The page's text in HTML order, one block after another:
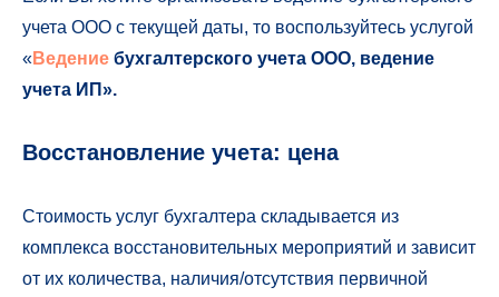
учета ООО с текущей даты, то воспользуйтесь услугой
«Ведение бухгалтерского учета ООО, ведение
учета ИП».
Восстановление учета: цена
Стоимость услуг бухгалтера складывается из
комплекса восстановительных мероприятий и зависит
от их количества, наличия/отсутствия первичной